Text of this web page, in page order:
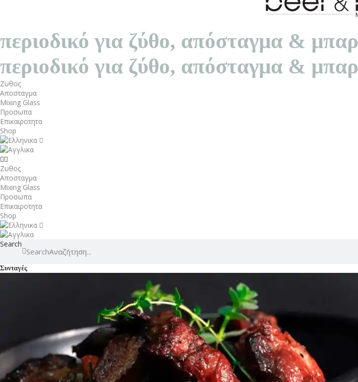
περιοδικό για ζύθο, απόσταγμα & μπαρ
περιοδικό για ζύθο, απόσταγμα & μπαρ
Ζυθος
Αποσταγμα
Mixing Glass
Προσωπα
Επικαιροτητα
Shop
Ζυθος
Αποσταγμα
Mixing Glass
Προσωπα
Επικαιροτητα
Shop
Search
Search
Συνταγές